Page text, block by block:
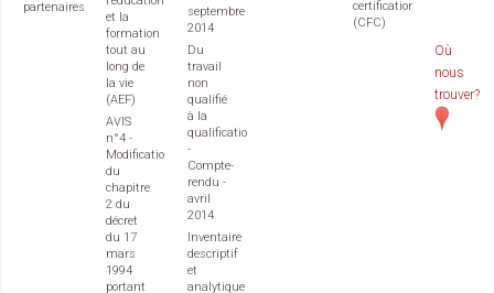
partenaires
et la
formation
tout au
long de
la vie
(AEF)
AVIS
n°4 -
Modification
du
chapitre
2 du
décret
du 17
mars
1994
portant
septembre
2014
Du
travail
non
qualifié
à la
qualification
-
Compte-
rendu -
avril
2014
Inventaire
descriptif
et
analytique
certifications
(CFC)
Où
nous
trouver?